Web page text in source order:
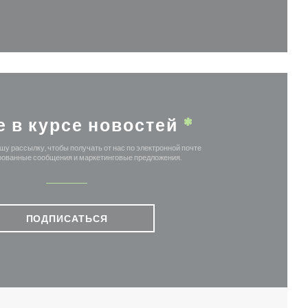
окне))
в курсе новостей *
рассылку, чтобы получать от нас по электронной почте
сообщения и маркетинговые предложения.
ПОДПИСАТЬСЯ